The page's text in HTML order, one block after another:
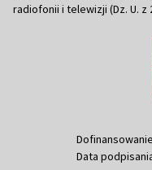
radiofonii i telewizji (Dz. U. z
Data